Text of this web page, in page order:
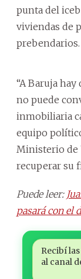
punta del
viviendas de
prebendarios.
“A Baruja
no puede
inmobiliaria
equipo
Ministerio de
recuperar su
Puede leer:
pasará con el
Recibí
al canal